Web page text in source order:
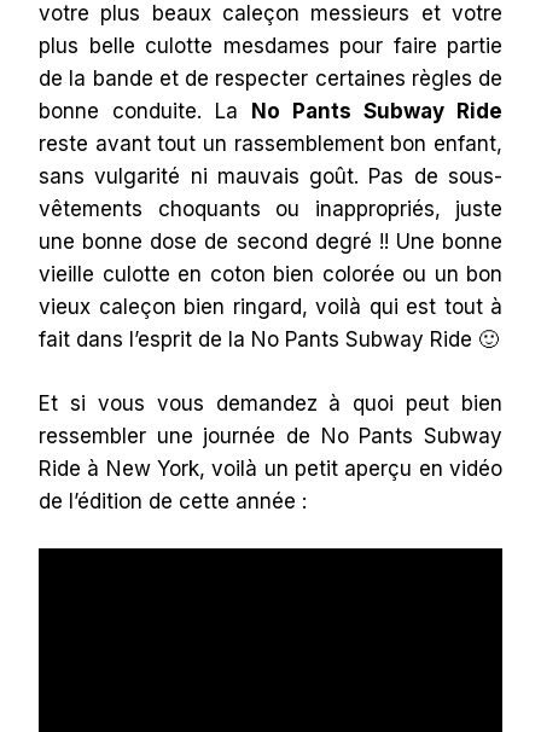
votre plus beaux caleçon messieurs et votre
plus belle culotte mesdames pour faire partie
de la bande et de respecter certaines règles de
bonne conduite. La
No Pants Subway Ride
reste avant tout un rassemblement bon enfant,
sans vulgarité ni mauvais goût. Pas de sous-
vêtements choquants ou inappropriés, juste
une bonne dose de second degré !! Une bonne
vieille culotte en coton bien colorée ou un bon
vieux caleçon bien ringard, voilà qui est tout à
fait dans l’esprit de la No Pants Subway Ride 🙂
Et si vous vous demandez à quoi peut bien
ressembler une journée de No Pants Subway
Ride à New York, voilà un petit aperçu en vidéo
de l’édition de cette année :